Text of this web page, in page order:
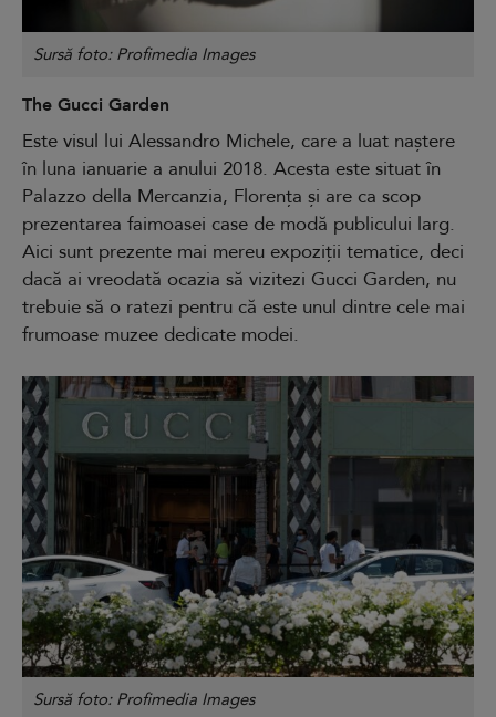
Sursă foto: Profimedia Images
The Gucci Garden
Este visul lui Alessandro Michele, care a luat naștere
în luna ianuarie a anului 2018. Acesta este situat în
Palazzo della Mercanzia, Florența și are ca scop
prezentarea faimoasei case de modă publicului larg.
Aici sunt prezente mai mereu expoziții tematice, deci
dacă ai vreodată ocazia să vizitezi Gucci Garden, nu
trebuie să o ratezi pentru că este unul dintre cele mai
frumoase muzee dedicate modei.
Sursă foto: Profimedia Images